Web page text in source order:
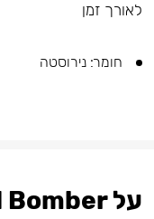
לאורך זמן
חומר: נירוסטה
על El Bomber